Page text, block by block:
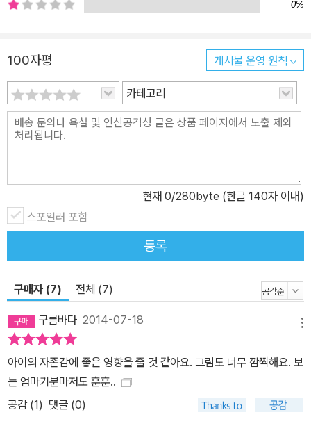
도감을 얻을 것입니다. 그리고 자연스럽게 ‘나는 내가 좋아요.’라는 말
이 책의 또 다른 매력은 인형보다도 더 사랑스럽게 아이들의 모습이
그려졌다는 것입니다. 그림책 속 아이들은 감탄사가 나올 정도로 예
쁘고 깜찍합니다. 아이들이 하는 행동은 어수룩하고 서툴지만 쓰다듬
고 꼭 안아 주고 싶을 정도로 귀엽고 사랑스럽습니다. 또한 배경을 최
소한으로 생략한 것과 살아있는 표정과 동작은 더욱 인물에 집중하게
0%
100자평 게시물 운영 원칙
카테고리
현재 0/280byte (한글 140자 이내)
스포일러 포함
등록
구매자 (7) 전체 (7)
구름바다 2014-07-18
아이의 자존감에 좋은 영향을 줄 것 같아요. 그림도 너무 깜찍해요. 보
는 엄마기분마저도 훈훈..
공감 (1) 댓글 (0)